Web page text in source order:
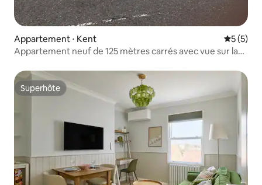
Appartement ⋅ Kent
5 (5)
Appartement neuf de 125 mètres carrés avec vue sur la
Superhôte
Superhôte